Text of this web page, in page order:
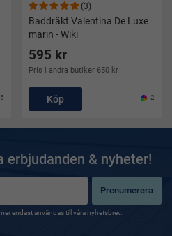
5
(3)
Baddräkt Valentina De Luxe
marin - Wiki
595 kr
Pris i andra butiker 650 kr
Köp 2
erbjudanden & nyheter!
Prenumerera
endast användas till våra nyhetsbrev.